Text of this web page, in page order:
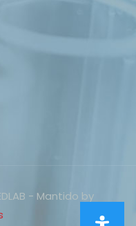
- Mantido by